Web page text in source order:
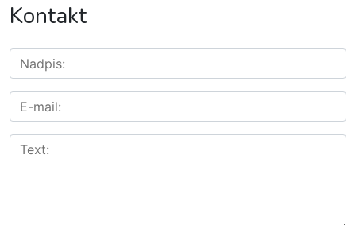
Kontakt